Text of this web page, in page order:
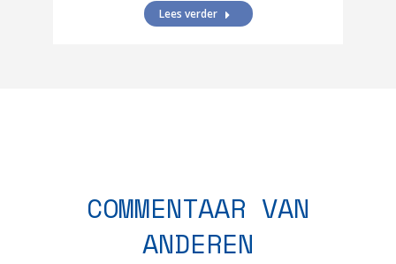
Lees verder
COMMENTAAR VAN
ANDEREN